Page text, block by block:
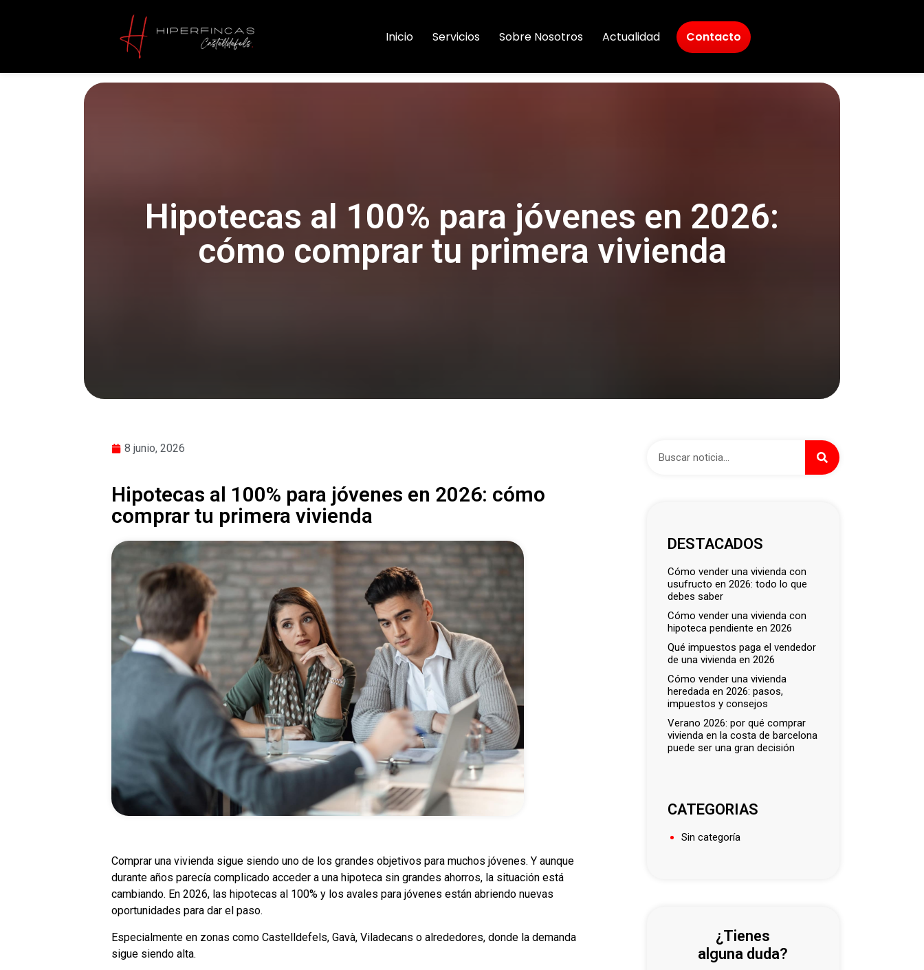
Inicio Servicios Sobre Nosotros Actualidad Contacto
Hipotecas al 100% para jóvenes en 2026:
cómo comprar tu primera vivienda
8 junio, 2026
Hipotecas al 100% para jóvenes en 2026: cómo
comprar tu primera vivienda
Comprar una vivienda sigue siendo uno de los grandes objetivos para muchos jóvenes. Y aunque
durante años parecía complicado acceder a una hipoteca sin grandes ahorros, la situación está
cambiando. En 2026, las hipotecas al 100% y los avales para jóvenes están abriendo nuevas
oportunidades para dar el paso.
Especialmente en zonas como Castelldefels, Gavà, Viladecans o alrededores, donde la demanda
sigue siendo alta.
DESTACADOS
cómo vender una vivienda con
usufructo en 2026: todo lo que
debes saber
cómo vender una vivienda con
hipoteca pendiente en 2026
qué impuestos paga el vendedor
de una vivienda en 2026
cómo vender una vivienda
heredada en 2026: pasos,
impuestos y consejos
verano 2026: por qué comprar
vivienda en la costa de barcelona
puede ser una gran decisión
CATEGORIAS
Sin categoría
¿Tienes
alguna duda?